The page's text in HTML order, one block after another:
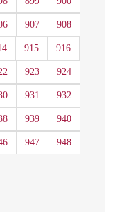
907 908
915 916
923 924
931 932
939 940
947 948